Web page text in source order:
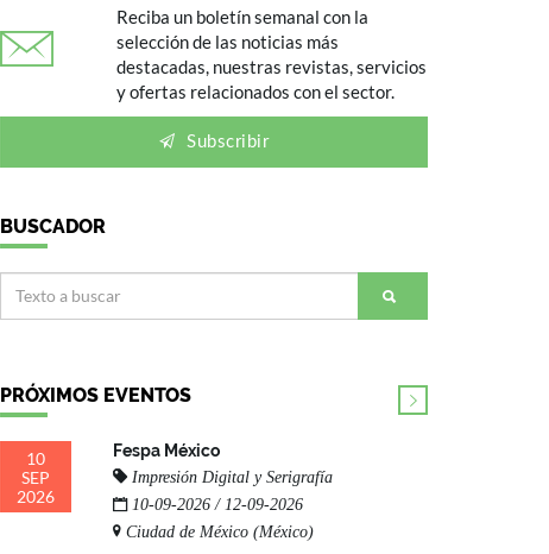
Reciba un boletín semanal con la
selección de las noticias más
destacadas, nuestras revistas, servicios
y ofertas relacionados con el sector.
Subscribir
BUSCADOR
PRÓXIMOS EVENTOS
10
SEP
2026
Fespa México
Impresión Digital y Serigrafía
10-09-2026 / 12-09-2026
Ciudad de México (México)